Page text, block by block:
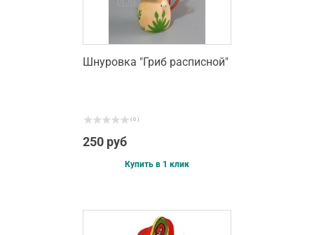
Шнуровка "Гриб расписной"
( 0 )
250 руб
Купить в 1 клик